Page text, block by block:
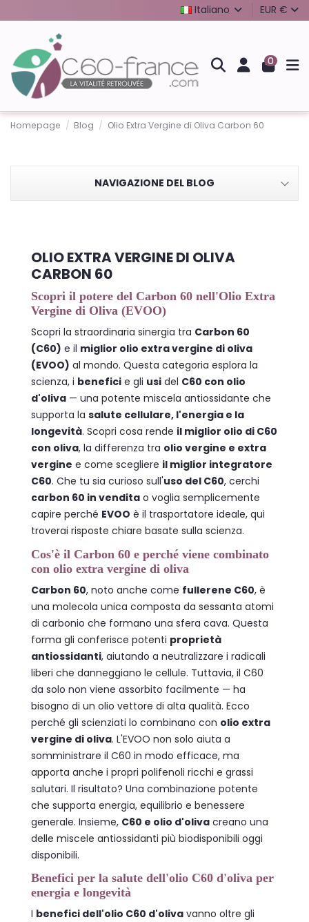
Italiano EUR €
0
Homepage Blog Olio Extra Vergine di Oliva Carbon 60
NAVIGAZIONE DEL BLOG
OLIO EXTRA VERGINE DI OLIVA
CARBON 60
Scopri il potere del Carbon 60 nell'Olio Extra
Vergine di Oliva (EVOO)
Scopri la straordinaria sinergia tra Carbon 60
(C60) e il miglior olio extra vergine di oliva
(EVOO) al mondo. Questa categoria esplora la
scienza, i benefici e gli usi del C60 con olio
d'oliva — una potente miscela antiossidante che
supporta la salute cellulare, l'energia e la
longevità. Scopri cosa rende il miglior olio di C60
con oliva, la differenza tra olio vergine e extra
vergine e come scegliere il miglior integratore
C60. Che tu sia curioso sull'uso del C60, cerchi
carbon 60 in vendita o voglia semplicemente
capire perché EVOO è il trasportatore ideale, qui
troverai risposte chiare basate sulla scienza.
Cos'è il Carbon 60 e perché viene combinato
con olio extra vergine di oliva
Carbon 60, noto anche come fullerene C60, è
una molecola unica composta da sessanta atomi
di carbonio che formano una sfera cava. Questa
forma gli conferisce potenti proprietà
antiossidanti, aiutando a neutralizzare i radicali
liberi che danneggiano le cellule. Tuttavia, il C60
da solo non viene assorbito facilmente — ha
bisogno di un olio vettore di alta qualità. Ecco
perché gli scienziati lo combinano con olio extra
vergine di oliva. L'EVOO non solo aiuta a
somministrare il C60 in modo efficace, ma
apporta anche i propri polifenoli ricchi e grassi
salutari. Il risultato? Una combinazione potente
che supporta energia, equilibrio e benessere
generale. Insieme, C60 e olio d'oliva creano una
delle miscele antiossidanti più biodisponibili oggi
disponibili.
Benefici per la salute dell'olio C60 d'oliva per
energia e longevità
I benefici dell'olio C60 d'oliva vanno oltre gli